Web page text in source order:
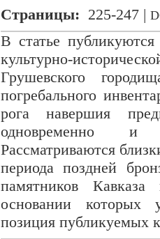
Страницы: 225-247 |
В статье
культурно-
Грушевского
погребального
рога навершия
одновременно и
Рассматриваются
периода поздней
памятников
основании которых
позиция публикуемых